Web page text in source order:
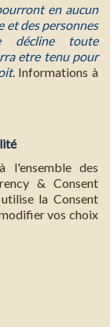
en aucun
et des personnes
décline toute
etre tenu pour
. Informations à
l'ensemble des
& Consent
la Consent
vos choix